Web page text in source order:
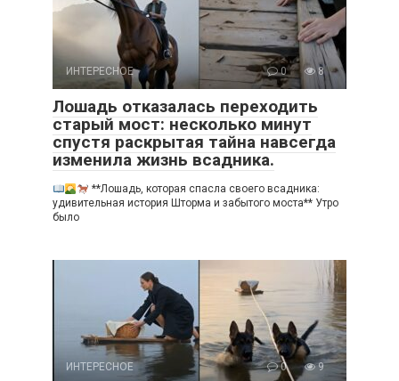
ИНТЕРЕСНОЕ 0 8
Лошадь отказалась переходить
старый мост: несколько минут
спустя раскрытая тайна навсегда
изменила жизнь всадника.
**Лошадь, которая спасла своего всадника:
удивительная история Шторма и забытого моста** Утро
было
ИНТЕРЕСНОЕ 0 9